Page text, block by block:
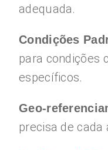
adequada.
Condições
para condições
específicos.
Geo-
precisa de cada